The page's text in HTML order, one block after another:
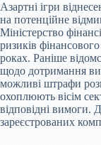
Азартні ігри
на потенційне
Міністерство
ризиків
роках. Раніше
щодо дотримання
можливі штрафи
охоплюють вісім
відповідні вимоги.
зареєстрованих